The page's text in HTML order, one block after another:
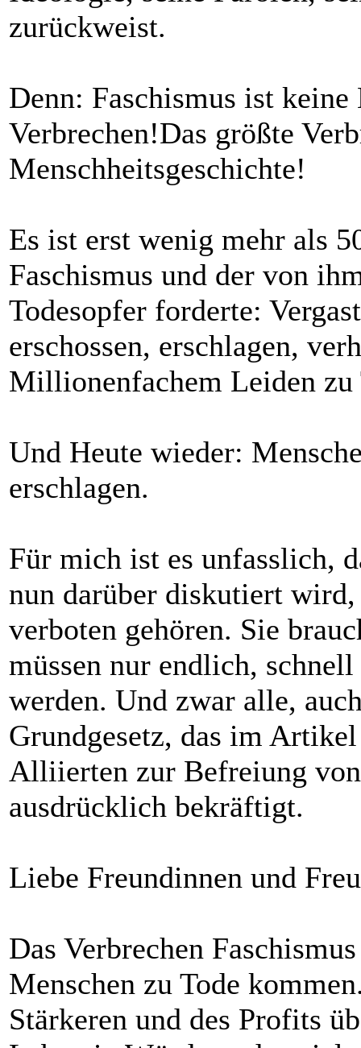
zurückweist.
Denn: Faschismus ist
Verbrechen!Das größte
Menschheitsgeschichte!
Es ist erst wenig mehr als
Faschismus und der von
Todesopfer forderte:
erschossen, erschlagen,
Millionenfachem Leiden zu
Und Heute wieder:
erschlagen.
Für mich ist es unfasslich,
nun darüber diskutiert
verboten gehören. Sie
müssen nur endlich,
werden. Und zwar alle,
Grundgesetz, das im
Alliierten zur Befreiung
ausdrücklich bekräftigt.
Liebe Freundinnen und
Das Verbrechen
Menschen zu Tode
Stärkeren und des Profits